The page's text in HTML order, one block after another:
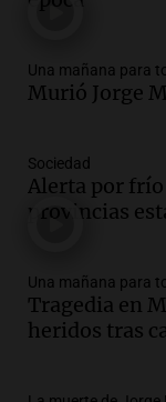
Una
Audio.
Rosario
Episodios
Audio.
en el
Una mañana
Episodios
Audio.
Una mañana para
Murió Jorge
Sociedad
Alerta por
provincias
Una mañana para
Tragedia en
heridos tras